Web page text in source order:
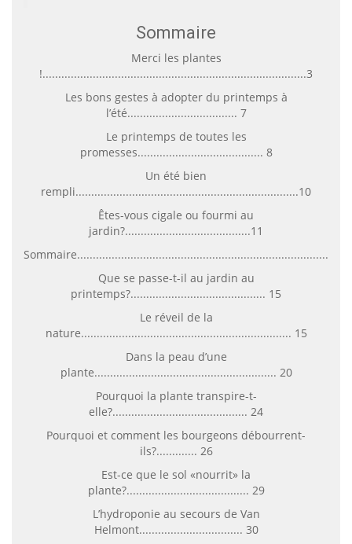
Sommaire
Merci les plantes
!....................................................................................3
Les bons gestes à adopter du printemps à
l’été................................... 7
Le printemps de toutes les
promesses........................................ 8
Un été bien
rempli.......................................................................10
Êtes-vous cigale ou fourmi au
jardin?........................................11
Que se passe-t-il au jardin au
printemps?........................................... 15
Le réveil de la
nature................................................................... 15
Dans la peau d’une
plante.......................................................... 20
Pourquoi la plante transpire-t-
elle?........................................... 24
Pourquoi et comment les bourgeons débourrent-
ils?............. 26
Est-ce que le sol «nourrit» la
plante?....................................... 29
L’hydroponie au secours de Van
Helmont................................. 30